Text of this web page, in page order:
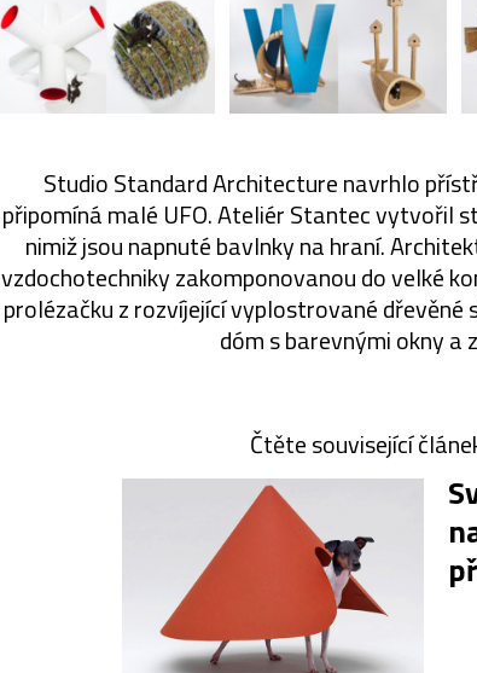
Studio Standard Architecture navrhlo
připomíná malé UFO. Ateliér Stantec vytvořil
nimiž jsou napnuté bavlnky na hraní.
vzdochotechniky zakomponovanou do velké
prolézačku z rozvíjející vyplostrované
dóm s barevnými okny a
Čtěte související